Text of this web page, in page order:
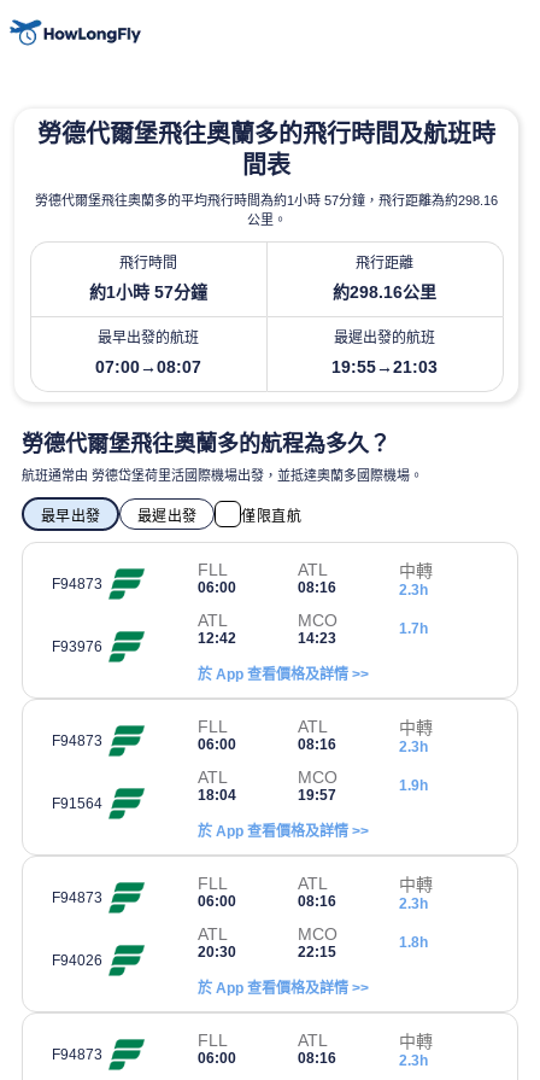
勞德代爾堡飛往奧蘭多的飛行時間及航班時
間表
勞德代爾堡飛往奧蘭多的平均飛行時間為約1小時 57分鐘，飛行距離為約298.16
公里。
飛行時間
約1小時 57分鐘
飛行距離
約298.16公里
最早出發的航班
07:00→08:07
最遲出發的航班
19:55→21:03
勞德代爾堡飛往奧蘭多的航程為多久？
航班通常由 勞德岱堡荷里活國際機場出發，並抵達奧蘭多國際機場。
最早出發 最遲出發 僅限直航
F94873
FLL
06:00
ATL
08:16
中轉
2.3h
F93976
ATL
12:42
MCO
14:23
1.7h
於 App 查看價格及詳情 >>
F94873
FLL
06:00
ATL
08:16
中轉
2.3h
F91564
ATL
18:04
MCO
19:57
1.9h
於 App 查看價格及詳情 >>
F94873
FLL
06:00
ATL
08:16
中轉
2.3h
F94026
ATL
20:30
MCO
22:15
1.8h
於 App 查看價格及詳情 >>
F94873
FLL
06:00
ATL
08:16
中轉
2.3h